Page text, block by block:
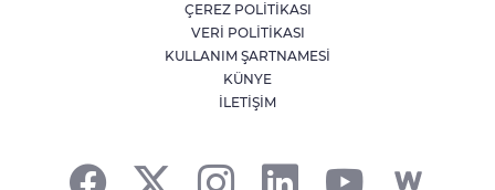
WhatsApp grup sohbetleri için yeni
özellikler yayınlandı
AK Parti Meclis'te Çerçeve Yasa için
ÇEREZ POLİTİKASI
VERİ POLİTİKASI
KULLANIM ŞARTNAMESİ
KÜNYE
İLETİŞİM